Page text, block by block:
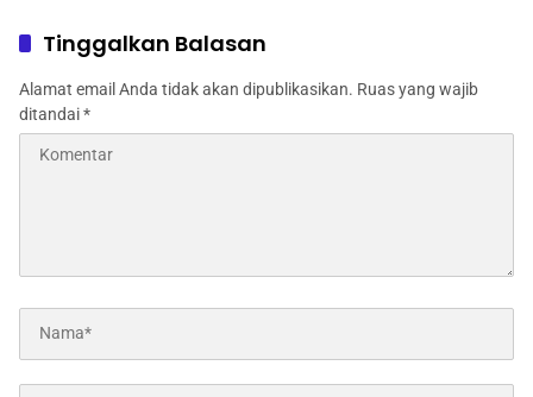
Pangan
Tinggalkan Balasan
Alamat email Anda tidak akan dipublikasikan. Ruas yang wajib
ditandai*